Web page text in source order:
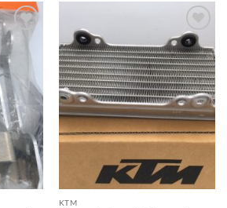
Aggiungi
alla lista
desideri
Aggiungi
alla lista
dei
desideri
KTM